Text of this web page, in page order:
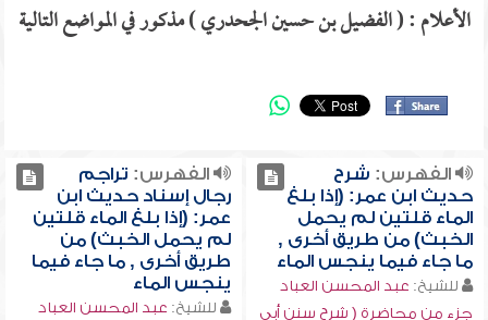
الأعلام : ( الفضيل بن حسين الجحدري ) مذكور في المواضع التالية
الفهرس: شرح
حديث ابن عمر: (إذا بلغ
الماء قلتين لم يحمل
الخبث) من طريق أخرى ,
ما جاء فيما ينجس الماء
للشيخ: عبد المحسن العباد
جزء من محاضرة ( شرح سنن أبي
الفهرس: تراجم
رجال إسناد حديث ابن
عمر: (إذا بلغ الماء قلتين
لم يحمل الخبث) من
طريق أخرى , ما جاء فيما
ينجس الماء
للشيخ: عبد المحسن العباد